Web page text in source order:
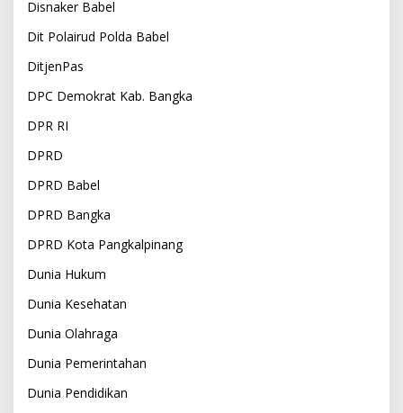
Disnaker Babel
Dit Polairud Polda Babel
DitjenPas
DPC Demokrat Kab. Bangka
DPR RI
DPRD
DPRD Babel
DPRD Bangka
DPRD Kota Pangkalpinang
Dunia Hukum
Dunia Kesehatan
Dunia Olahraga
Dunia Pemerintahan
Dunia Pendidikan